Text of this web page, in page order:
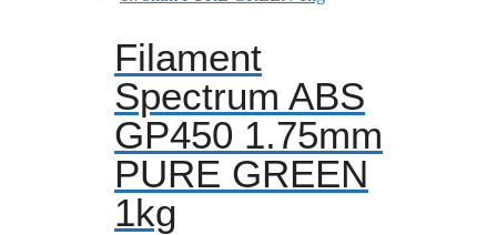
Filament
Spectrum ABS
GP450 1.75mm
PURE GREEN
1kg